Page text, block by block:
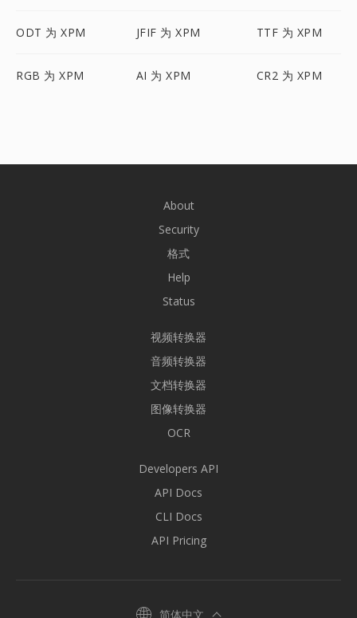
ODT 为 XPM JFIF 为 XPM TTF 为 XPM
RGB 为 XPM AI 为 XPM CR2 为 XPM
About
Security
格式
Help
Status
视频转换器
音频转换器
文档转换器
图像转换器
OCR
Developers API
API Docs
CLI Docs
API Pricing
简体中文